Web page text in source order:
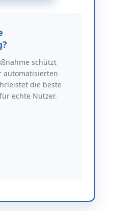
schützt
automatisierten
die beste
echte Nutzer.